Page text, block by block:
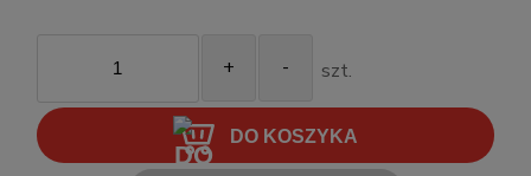
+ - szt.
DO KOSZYKA